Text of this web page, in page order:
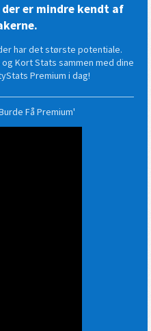
er mindre kendt af
har det største potentiale.
Kort Stats sammen med dine
Premium i dag!
Få Premium'